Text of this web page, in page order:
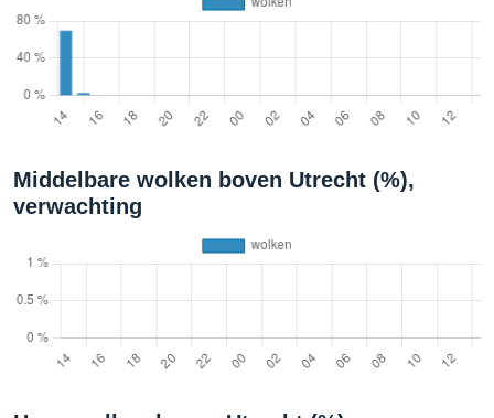
Middelbare wolken boven Utrecht (%),
verwachting